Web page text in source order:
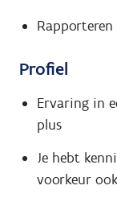
Profiel
Ervaring in
plus
Je hebt
voorkeur